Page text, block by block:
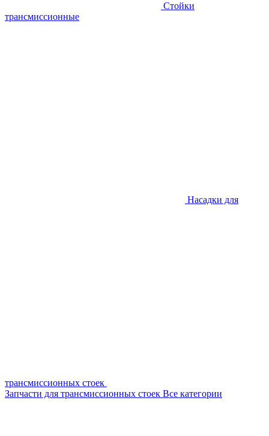
Стойки
трансмиссионные
Насадки для
трансмиссионных стоек
Запчасти для трансмиссионных стоек Все категории